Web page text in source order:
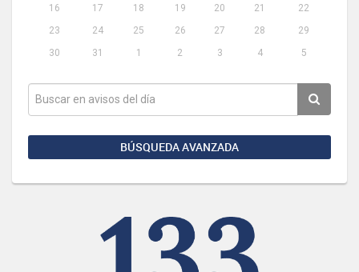
16
17 18 19 20 21
22
23
24 25 26 27 28
29
30
31 1 2 3 4 5
BÚSQUEDA AVANZADA